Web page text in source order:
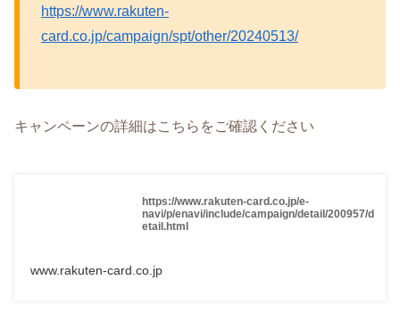
https://www.rakuten-
card.co.jp/campaign/spt/other/20240513/
キャンペーンの詳細はこちらをご確認ください
https://www.rakuten-card.co.jp/e-
navi/p/enavi/include/campaign/detail/200957/d
etail.html
www.rakuten-card.co.jp